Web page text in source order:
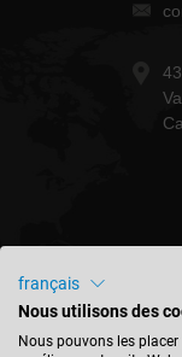
français
Nous utilisons des
Nous pouvons les